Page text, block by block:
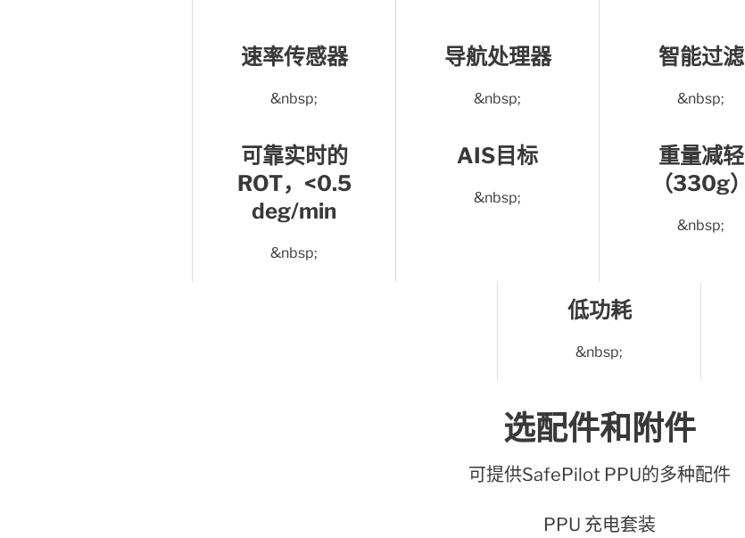
速率传感器
&nbsp;
导航处理器
&nbsp;
智能过滤
&nbsp;
可靠实时的
ROT，<0.5
deg/min
&nbsp;
AIS目标
&nbsp;
重量减轻
（330g）
&nbsp;
低功耗
&nbsp;
选配件和附件
可提供SafePilot PPU的多种配件
PPU 充电套装